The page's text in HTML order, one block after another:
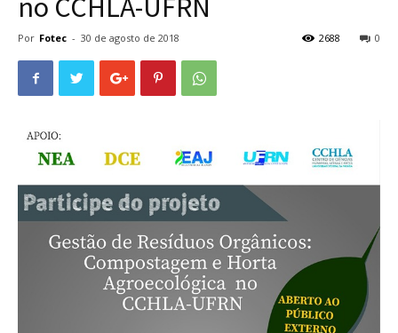
no CCHLA-UFRN
Por Fotec - 30 de agosto de 2018 0
2688